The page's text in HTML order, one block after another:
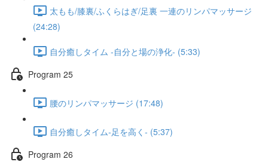
太もも/膝裏/ふくらはぎ/足裏 一連のリンパマッサージ
(24:28)
自分癒しタイム -自分と場の浄化- (5:33)
Program 25
腰のリンパマッサージ (17:48)
自分癒しタイム-足を高く- (5:37)
Program 26